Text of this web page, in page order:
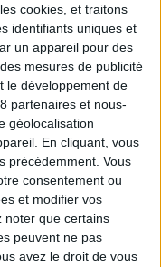
cookies, et traitons
identifiants uniques et
un appareil pour des
mesures de publicité
le développement de
partenaires et nous-
géolocalisation
En cliquant, vous
précédemment. Vous
consentement ou
et modifier vos
noter que certains
peuvent ne pas
avez le droit de vous
?
les articles
CV